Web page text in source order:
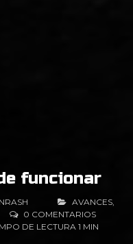
funcionar
AVANCES,
DE LECTURA 1 MIN
0 COMENTARIOS